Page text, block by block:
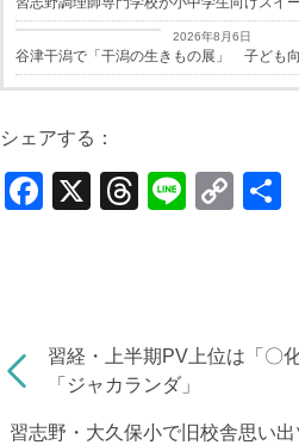
習志野経済新聞
2026年8月6日
谷津干潟で「干潟の生きもの展」 子ども
シェアする：
F
b
o
o
X
T
d
s
Li
C
Li
k
習経・上半期PV上位は「〇
「ジャカランダ」
習志野・大久保小で旧校舎思い